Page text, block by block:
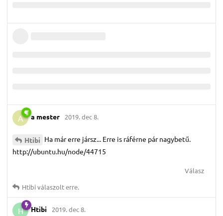
A a mester 2019. dec 8.
Htibi Ha már erre jársz... Erre is ráférne pár nagybetű.
http://ubuntu.hu/node/44715
Válasz
Htibiválaszolt erre.
H Htibi 2019. dec 8.